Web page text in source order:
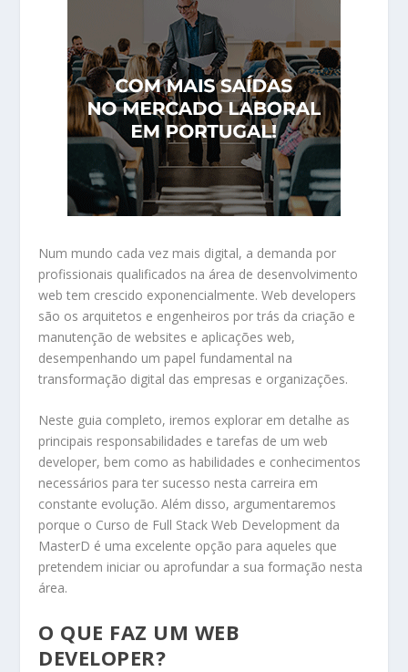
Num mundo cada vez mais digital, a demanda por
profissionais qualificados na área de desenvolvimento
web tem crescido exponencialmente. Web developers
são os arquitetos e engenheiros por trás da criação e
manutenção de websites e aplicações web,
desempenhando um papel fundamental na
transformação digital das empresas e organizações.
Neste guia completo, iremos explorar em detalhe as
principais responsabilidades e tarefas de um web
developer, bem como as habilidades e conhecimentos
necessários para ter sucesso nesta carreira em
constante evolução. Além disso, argumentaremos
porque o Curso de Full Stack Web Development da
MasterD é uma excelente opção para aqueles que
pretendem iniciar ou aprofundar a sua formação nesta
área.
O QUE FAZ UM WEB
DEVELOPER?